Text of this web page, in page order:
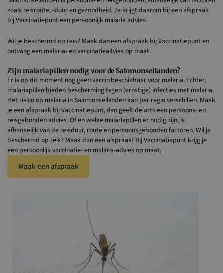
zoals reisroute, -duur en gezondheid. Je krijgt daarom bij een afspraak
bij Vaccinatiepunt een persoonlijk malaria advies.
Wil je beschermd op reis? Maak dan een afspraak bij Vaccinatiepunt en
ontvang een malaria- en vaccinatieadvies op maat.
Zijn malariapillen nodig voor de Salomonseilanden?
Er is op dit moment nog geen vaccin beschikbaar voor malaria. Echter,
malariapillen bieden bescherming tegen (ernstige) infecties met malaria.
Het risico op malaria in Salomonseilanden kan per regio verschillen. Maak
je een afspraak bij Vaccinatiepunt, dan geeft de arts een persoons- en
reisgebonden advies. Of en welke malariapillen er nodig zijn, is
afhankelijk van de reisduur, route en persoonsgebonden factoren. Wil je
beschermd op reis? Maak dan een afspraak! Bij Vaccinatiepunt krijg je
een persoonlijk vaccinatie- en malaria-advies op maat.
Maak een afspraak